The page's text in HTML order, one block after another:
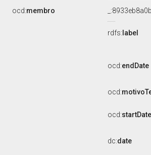
ocd:membro
rdfs: label
ocd:endDate
ocd:
ocd:startDate
dc:date